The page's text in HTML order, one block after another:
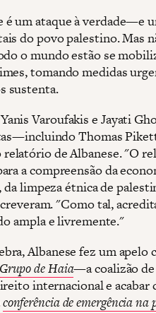
é um ataque à verdade—e
do povo palestino. Mas
o mundo estão se
tomando medidas
sustenta.
Varoufakis e Jayati
Thomas
de Albanese. "O
a compreensão da
limpeza étnica de
"Como tal,
ampla e livremente."
Albanese fez um apelo
Grupo de Haia—a coalizão de
internacional e acabar
conferência de emergência na